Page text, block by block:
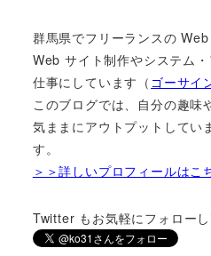
群馬県でフリーランスの Web
Web サイト制作やシステム
仕事にしています（ ゴーサイ
このブログでは、自分の趣味
気ままにアウトプットしてい
す。
＞＞詳しいプロフィールはこ
Twitter もお気軽にフォローし